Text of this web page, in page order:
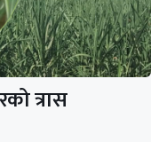
त्रास